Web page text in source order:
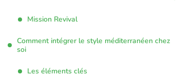
Mission Revival
Comment intégrer le style méditerranéen chez
soi
Les éléments clés